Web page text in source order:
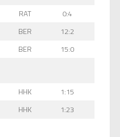
RAT
0:4
BER
12:2
BER
15:0
HHK
1:15
HHK
1:23